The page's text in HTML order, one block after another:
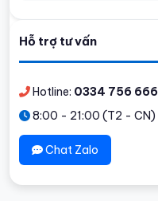
Hỗ trợ tư vấn
Hotline: 0334 756 666
8:00 - 21:00 (T2 - CN)
Chat Zalo